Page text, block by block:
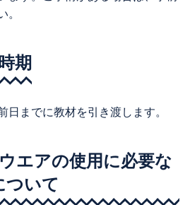
。
期
日までに教材を引き渡します。
エアの使用に必要な
ついて